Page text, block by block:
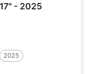
- 2025
2025